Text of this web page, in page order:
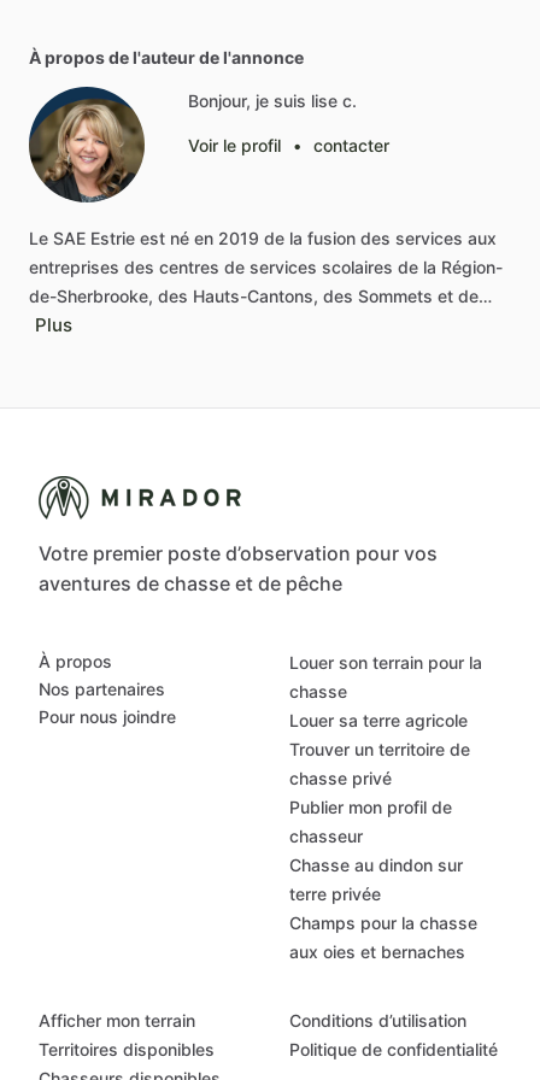
À propos de l'auteur de l'annonce
Bonjour, je suis lise c.
Voir le profil • contacter
Le SAE Estrie est né en 2019 de la fusion des services aux
entreprises des centres de services scolaires de la Région-
de-Sherbrooke, des Hauts-Cantons, des Sommets et de…
Plus
Votre premier poste d’observation pour vos
aventures de chasse et de pêche
À propos
Nos partenaires
Pour nous joindre
Louer son terrain pour la
chasse
Louer sa terre agricole
Trouver un territoire de
chasse privé
Publier mon profil de
chasseur
Chasse au dindon sur
terre privée
Champs pour la chasse
aux oies et bernaches
Afficher mon terrain
Territoires disponibles
Conditions d’utilisation
Politique de confidentialité